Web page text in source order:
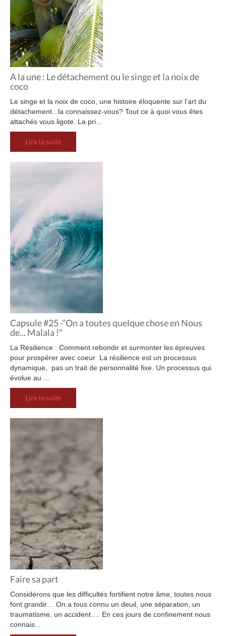
A la une : Le détachement ou le singe et la noix de
coco
Le singe et la noix de coco, une histoire éloquente sur l'art du
détachement...la connaissez-vous? Tout ce à quoi vous êtes
attachés vous ligote. La pri...
Lire la suite
Capsule #25 -"On a toutes quelque chose en Nous
de... Malala !"
La Résilience : Comment rebondir et surmonter les épreuves
pour prospérer avec coeur La résilience est un processus
dynamique, pas un trait de personnalité fixe. Un processus qui
évolue au ...
Lire la suite
Faire sa part
Considérons que les difficultés fortifient notre âme, toutes nous
font grandir… On a tous connu un deuil, une séparation, un
traumatisme, un accident…. En ces jours de confinement nous
connais...